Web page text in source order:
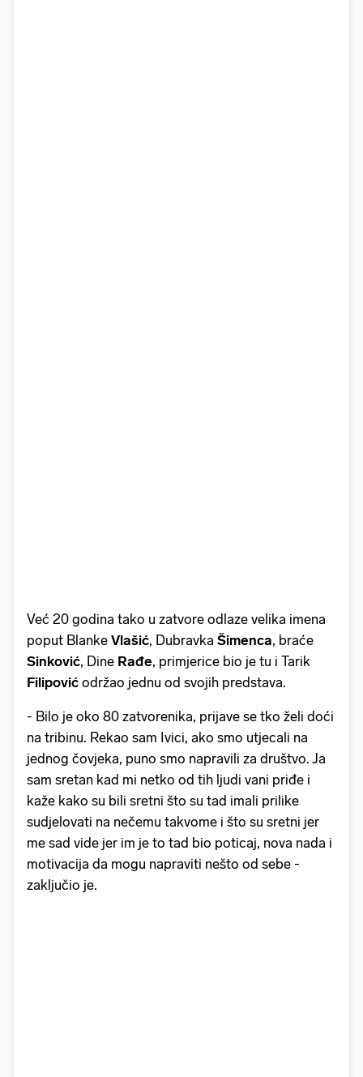
Već 20 godina tako u zatvore odlaze velika imena
poput Blanke Vlašić, Dubravka Šimenca, braće
Sinković, Dine Rađe, primjerice bio je tu i Tarik
Filipović održao jednu od svojih predstava.
- Bilo je oko 80 zatvorenika, prijave se tko želi doći
na tribinu. Rekao sam Ivici, ako smo utjecali na
jednog čovjeka, puno smo napravili za društvo. Ja
sam sretan kad mi netko od tih ljudi vani priđe i
kaže kako su bili sretni što su tad imali prilike
sudjelovati na nečemu takvome i što su sretni jer
me sad vide jer im je to tad bio poticaj, nova nada i
motivacija da mogu napraviti nešto od sebe -
zaključio je.